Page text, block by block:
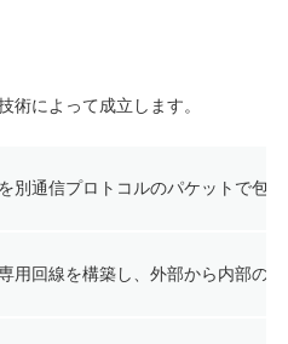
術によって成立します。
別通信プロトコルのパケットで包
用回線を構築し、外部から内部の